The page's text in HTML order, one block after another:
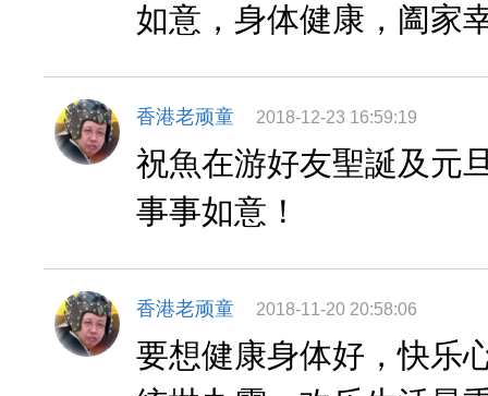
如意，身体健康，阖家
香港老顽童 2018-12-23 16:59:19
祝魚在游好友聖誕及元
事事如意！
香港老顽童 2018-11-20 20:58:06
要想健康身体好，快乐